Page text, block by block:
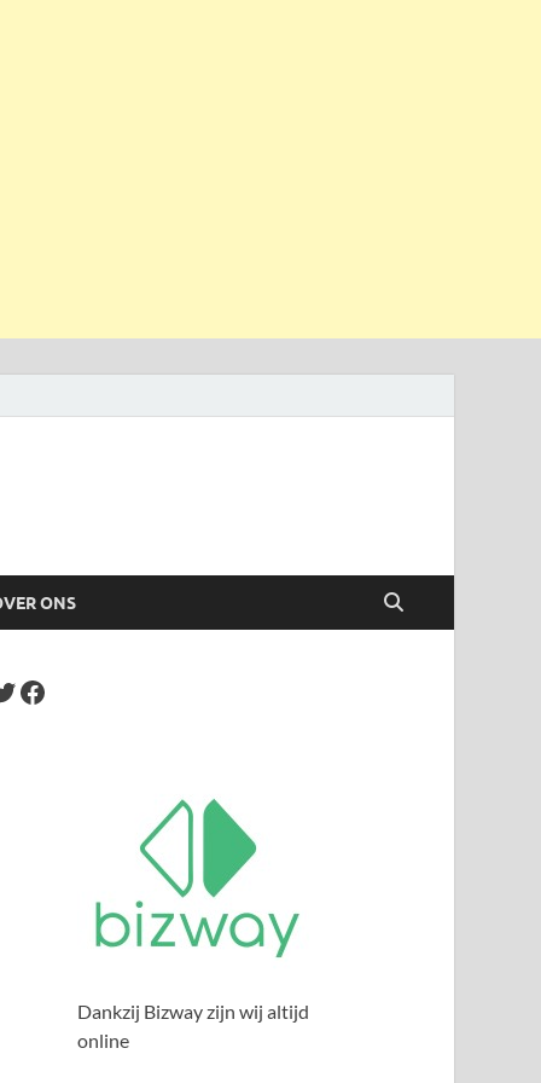
ONS
Dankzij Bizway zijn wij altijd
online